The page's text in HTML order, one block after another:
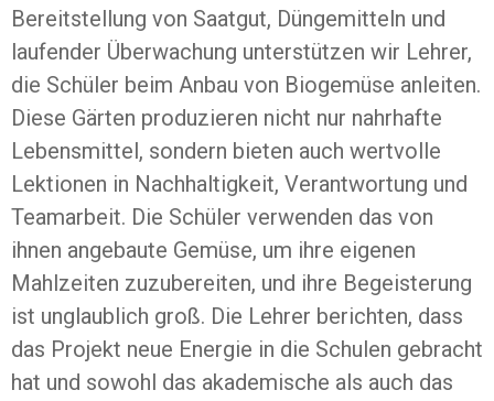
Bereitstellung von Saatgut, Düngemitteln und
laufender Überwachung unterstützen wir Lehrer,
die Schüler beim Anbau von Biogemüse anleiten.
Diese Gärten produzieren nicht nur nahrhafte
Lebensmittel, sondern bieten auch wertvolle
Lektionen in Nachhaltigkeit, Verantwortung und
Teamarbeit. Die Schüler verwenden das von
ihnen angebaute Gemüse, um ihre eigenen
Mahlzeiten zuzubereiten, und ihre Begeisterung
ist unglaublich groß. Die Lehrer berichten, dass
das Projekt neue Energie in die Schulen gebracht
hat und sowohl das akademische als auch das